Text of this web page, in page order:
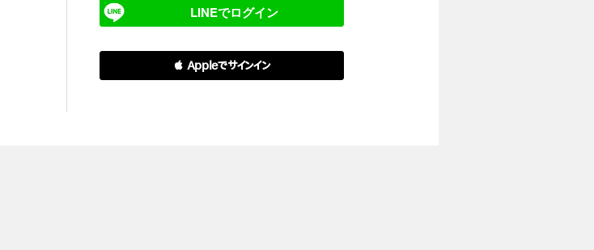
LINEでログイン
 Appleでサインイン